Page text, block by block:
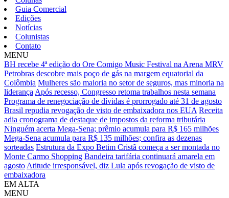
Guia Comercial
Edições
Notícias
Colunistas
Contato
MENU
BH recebe 4ª edição do Ore Comigo Music Festival na Arena MRV
Petrobras descobre mais poço de gás na margem equatorial da
Colômbia Mulheres são maioria no setor de seguros, mas minoria na
liderança Após recesso, Congresso retoma trabalhos nesta semana
Programa de renegociação de dívidas é prorrogado até 31 de agosto
Brasil repudia revogação de visto de embaixadora nos EUA Receita
adia cronograma de destaque de impostos da reforma tributária
Ninguém acerta Mega-Sena; prêmio acumula para R$ 165 milhões
Mega-Sena acumula para R$ 135 milhões; confira as dezenas
sorteadas Estrutura da Expo Betim Cristã começa a ser montada no
Monte Carmo Shopping Bandeira tarifária continuará amarela em
agosto Atitude irresponsável, diz Lula após revogação de visto de
embaixadora
EM ALTA
MENU